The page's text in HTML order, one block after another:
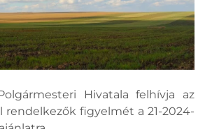
Hivatala felhívja az
rendelkezők figyelmét a 21-2024-